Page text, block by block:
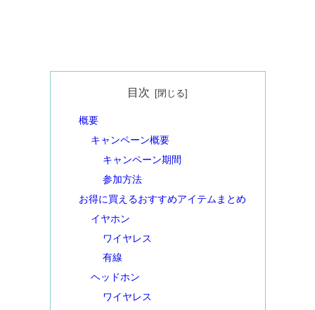
目次
概要
キャンペーン概要
キャンペーン期間
参加方法
お得に買えるおすすめアイテムまとめ
イヤホン
ワイヤレス
有線
ヘッドホン
ワイヤレス